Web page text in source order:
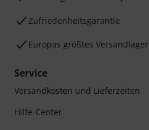
Zufriedenheitsgarantie
Europas größtes Versandlager
Service
Versandkosten und Lieferzeiten
Hilfe-Center